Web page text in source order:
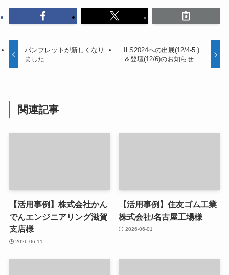
パンフレットが新しくなり
ました
ILS2024への出展(12/4-5 )
＆登壇(12/6)のお知らせ
関連記事
【活用事例】株式会社かん
でんエンジニアリング滋賀
支店様
2026-06-11
【活用事例】住友ゴム工業
株式会社/名古屋工場様
2026-06-01